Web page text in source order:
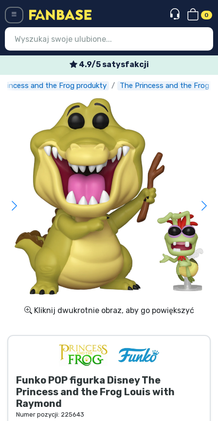
0
Cotygodniowe oferty specjalne
and the Frog produkty The Princess and the Frog
Kliknij dwukrotnie obraz, aby go powiększyć
Funko POP figurka Disney The
Princess and the Frog Louis with
Raymond
Numer pozycji: 225643
Wejście Rejestracja
Najnowsze rzeczy
Oferty specjalne
Doręczenie ekspresowe
Przedsprzedaż
Outlet produkty
Wysyłka i płatność
Rzeczy seryjne
Rzeczy filmowe
Wspaniałe rzeczy
Rzeczy z anime
Rzeczy dla graczy
Rzeczy sportowe
Rzeczy muzyczne